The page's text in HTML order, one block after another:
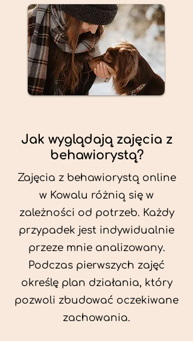
Jak wyglądają zajęcia z
behawiorystą?
Zajęcia z behawiorystą online
w Kowalu różnią się w
zależności od potrzeb. Każdy
przypadek jest indywidualnie
przeze mnie analizowany.
Podczas pierwszych zajęć
określę plan działania, który
pozwoli zbudować oczekiwane
zachowania.